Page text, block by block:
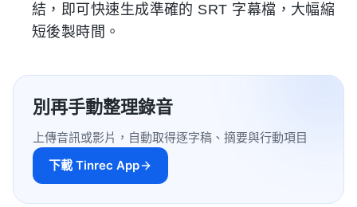
結，即可快速生成準確的 SRT 字幕檔，大幅縮
短後製時間。
別再手動整理錄音
上傳音訊或影片，自動取得逐字稿、摘要與行動項目
下載 Tinrec App